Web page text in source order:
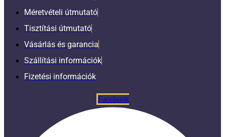
Méretvételi útmutató
Tisztítási útmutató
Vásárlás és garancia
Szállítási információk
Fizetési információk
Facebook